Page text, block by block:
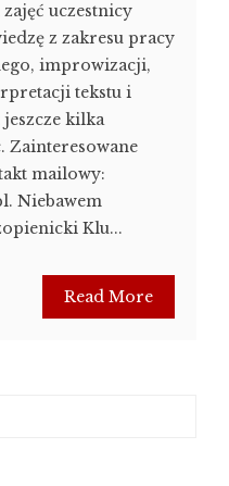
uczestnicy
z zakresu pracy
improwizacji,
tekstu i
kilka
Zainteresowane
mailowy:
Niebawem
Klu...
Read More